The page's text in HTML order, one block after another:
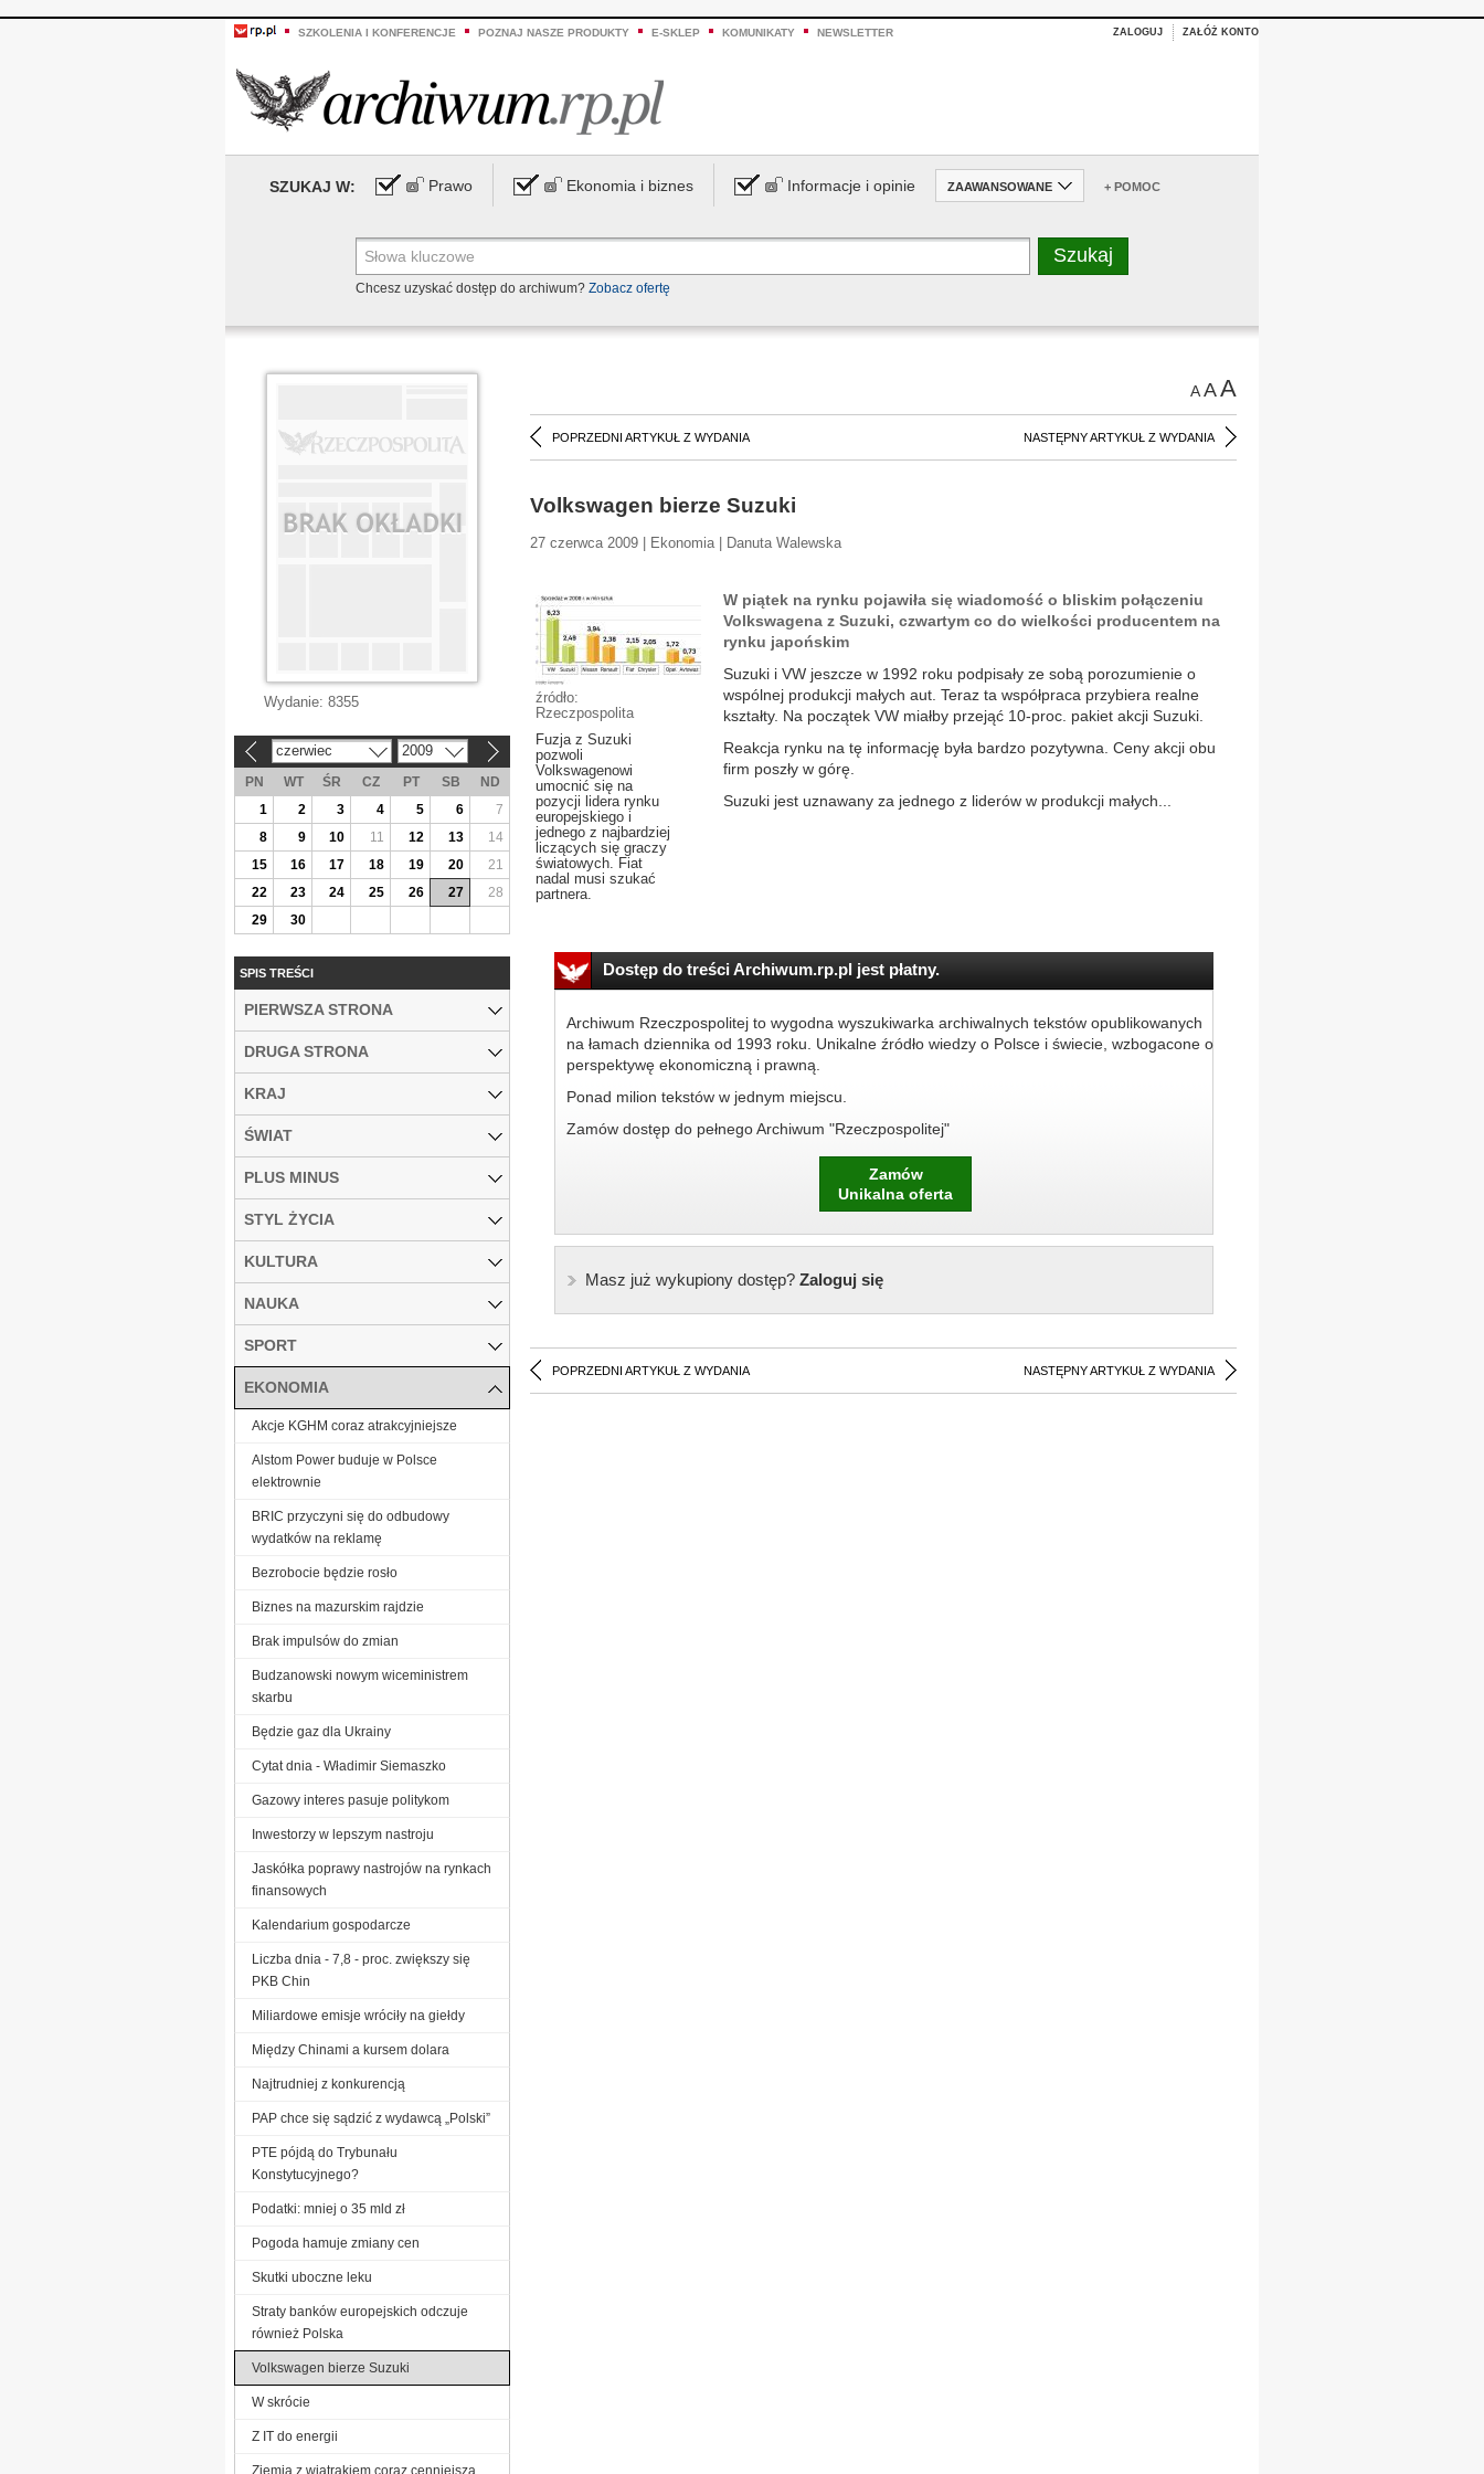
SZKOLENIA I KONFERENCJE POZNAJ NASZE PRODUKTY E-SKLEP KOMUNIKATY NEWSLETTER ZALOGUJ ZAŁÓŻ KONTO
SZUKAJ W: Prawo Ekonomia i biznes Informacje i opinie ZAAWANSOWANE + POMOC
Chcesz uzyskać dostęp do archiwum? Zobacz ofertę
AAA
POPRZEDNI ARTYKUŁ Z WYDANIA NASTĘPNY ARTYKUŁ Z WYDANIA
Volkswagen bierze Suzuki
27 czerwca 2009 | Ekonomia | Danuta Walewska
źródło:
Rzeczpospolita
Fuzja z Suzuki
pozwoli
Volkswagenowi
umocnić się na
pozycji lidera rynku
europejskiego i
jednego z najbardziej
liczących się graczy
światowych. Fiat
nadal musi szukać
partnera.
W piątek na rynku pojawiła się wiadomość o bliskim połączeniu
Volkswagena z Suzuki, czwartym co do wielkości producentem na
rynku japońskim
Suzuki i VW jeszcze w 1992 roku podpisały ze sobą porozumienie o
wspólnej produkcji małych aut. Teraz ta współpraca przybiera realne
kształty. Na początek VW miałby przejąć 10-proc. pakiet akcji Suzuki.
Reakcja rynku na tę informację była bardzo pozytywna. Ceny akcji obu
firm poszły w górę.
Suzuki jest uznawany za jednego z liderów w produkcji małych...
Dostęp do treści Archiwum.rp.pl jest płatny.
Archiwum Rzeczpospolitej to wygodna wyszukiwarka archiwalnych tekstów opublikowanych
na łamach dziennika od 1993 roku. Unikalne źródło wiedzy o Polsce i świecie, wzbogacone o
perspektywę ekonomiczną i prawną.
Ponad milion tekstów w jednym miejscu.
Zamów dostęp do pełnego Archiwum "Rzeczpospolitej"
Zamów
Unikalna oferta
Masz już wykupiony dostęp?Zaloguj się
POPRZEDNI ARTYKUŁ Z WYDANIA NASTĘPNY ARTYKUŁ Z WYDANIA
Wydanie: 8355
czerwiec 2009
PN WT ŚR CZ PT SB
ND
1
2 3 4 5 6
7
8
9 10 11 12 13
14
15
16 17 18 19 20
21
22
23 24 25 26 27
28
29
30
SPIS TREŚCI
PIERWSZA STRONA
DRUGA STRONA
KRAJ
ŚWIAT
PLUS MINUS
STYL ŻYCIA
KULTURA
NAUKA
SPORT
EKONOMIA
Akcje KGHM coraz atrakcyjniejsze
Alstom Power buduje w Polsce
elektrownie
BRIC przyczyni się do odbudowy
wydatków na reklamę
Bezrobocie będzie rosło
Biznes na mazurskim rajdzie
Brak impulsów do zmian
Budzanowski nowym wiceministrem
skarbu
Będzie gaz dla Ukrainy
Cytat dnia - Władimir Siemaszko
Gazowy interes pasuje politykom
Inwestorzy w lepszym nastroju
Jaskółka poprawy nastrojów na rynkach
finansowych
Kalendarium gospodarcze
Liczba dnia - 7,8 - proc. zwiększy się
PKB Chin
Miliardowe emisje wróciły na giełdy
Między Chinami a kursem dolara
Najtrudniej z konkurencją
PAP chce się sądzić z wydawcą „Polski”
PTE pójdą do Trybunału
Konstytucyjnego?
Podatki: mniej o 35 mld zł
Pogoda hamuje zmiany cen
Skutki uboczne leku
Straty banków europejskich odczuje
również Polska
Volkswagen bierze Suzuki
W skrócie
Z IT do energii
Ziemia z wiatrakiem coraz cenniejsza